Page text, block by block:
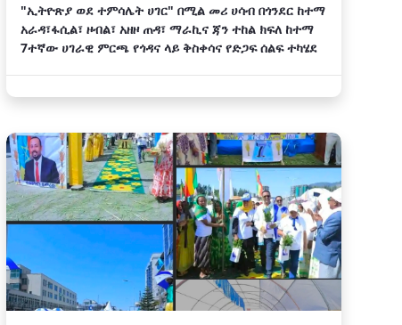
"ኢትዮጽያ ወደ ተምሳሌት ሀገር" በሚል መሪ ሀሳብ በጎንደር ከተማ
አራዳ፣ፋሲል፣ ዞብል፣ አዘዞ ጠዳ፣ ማራኪና ጃን ተከል ክፍለ ከተማ
7ተኛው ሀገራዊ ምርጫ የጎዳና ላይ ቅስቀሳና የድጋፍ ሰልፍ ተካሄደ